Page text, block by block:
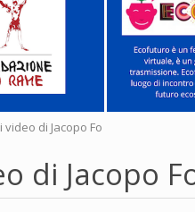
video di Jacopo Fo
di Jacopo